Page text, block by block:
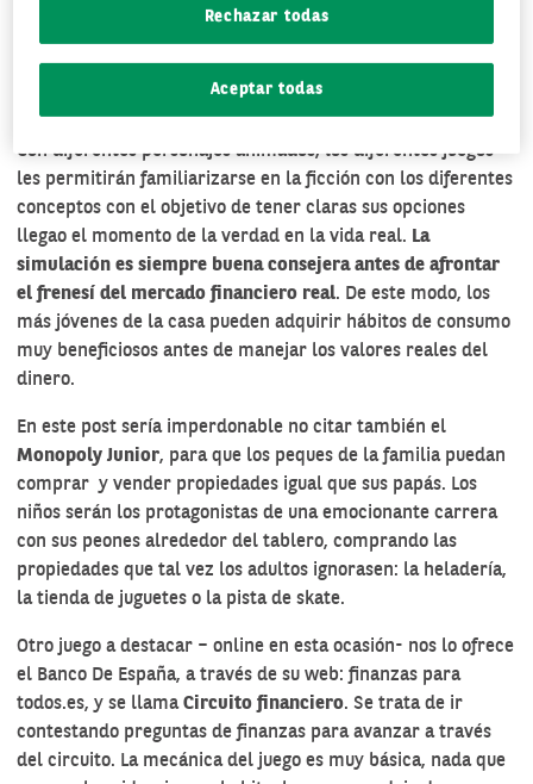
al ahorro y un tercero al consumo. Tres conceptos básicos y
fundamentales para afrontar el desarrollo socioeconómico
Con diferentes personajes animados, los diferentes juegos
les permitirán familiarizarse en la ficción con los diferentes
conceptos con el objetivo de tener claras sus opciones
llegao el momento de la verdad en la vida real. La
simulación es siempre buena consejera antes de afrontar
el frenesí del mercado financiero real. De este modo, los
más jóvenes de la casa pueden adquirir hábitos de consumo
muy beneficiosos antes de manejar los valores reales del
dinero.
En este post sería imperdonable no citar también el
Monopoly Junior, para que los peques de la familia puedan
comprar y vender propiedades igual que sus papás. Los
niños serán los protagonistas de una emocionante carrera
con sus peones alrededor del tablero, comprando las
propiedades que tal vez los adultos ignorasen: la heladería,
la tienda de juguetes o la pista de skate.
Otro juego a destacar – online en esta ocasión- nos lo ofrece
el Banco De España, a través de su web: finanzas para
todos.es, y se llamaCircuito financiero. Se trata de ir
contestando preguntas de finanzas para avanzar a través
del circuito. La mecánica del juego es muy básica, nada que
Rechazar todas
Aceptar todas